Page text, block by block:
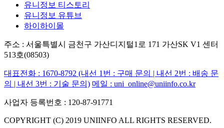
유니정보 티스토리
유니정보 유튜브
하이하이몰
주소 : 서울특별시 금천구 가산디지털1로 171 가산SK V1 센터
513호(08503)
대표전화 : 1670-8792 (내선 1번 : 구매 문의 | 내선 2번 : 배송 문
의 | 내선 3번 : 기술 문의) 메일 : uni_online@uniinfo.co.kr
사업자 등록번호 : 120-87-91771
COPYRIGHT (C) 2019 UNIINFO ALL RIGHTS RESERVED.